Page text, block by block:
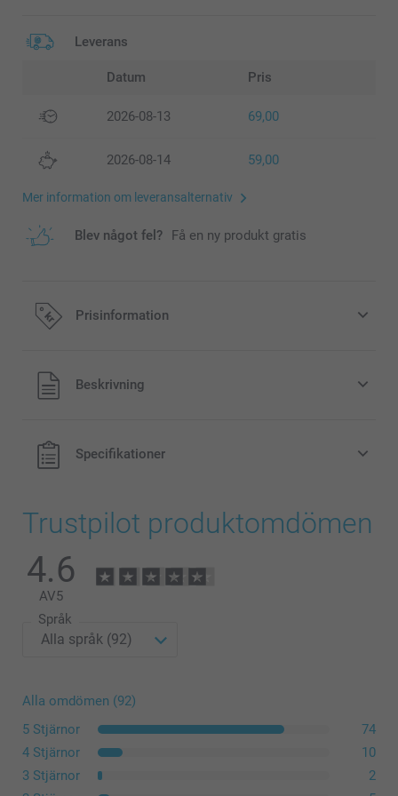
Leverans
Datum Pris
2026-08-13 69,00
2026-08-14 59,00
Mer information om leveransalternativ
Blev något fel? Få en ny produkt gratis
Prisinformation
Alla priser är i svenska kronor (SEK), inklusive moms och
exklusive porto.
Beskrivning
Specifikationer
Trustpilot produktomdömen
4.6
AV5
Språk
Alla omdömen (92)
5 Stjärnor
74
4 Stjärnor
10
3 Stjärnor
2